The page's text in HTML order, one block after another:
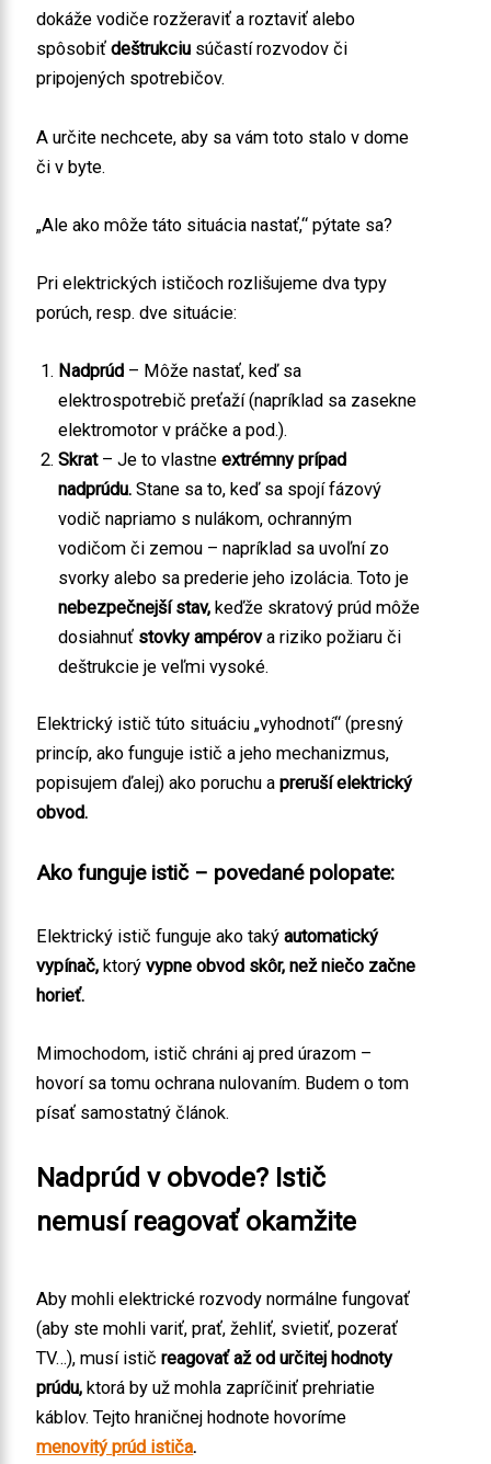
dokáže vodiče rozžeraviť a roztaviť alebo
spôsobiťdeštrukciu súčastí rozvodov či
pripojených spotrebičov.
A určite nechcete, aby sa vám toto stalo v dome
či v byte.
„Ale ako môže táto situácia nastať,“ pýtate sa?
Pri elektrických ističoch rozlišujeme dva typy
porúch, resp. dve situácie:
Nadprúd – Môže nastať, keď sa
elektrospotrebič preťaží (napríklad sa zasekne
elektromotor v práčke a pod.).
Skrat– Je to vlastneextrémny prípad
nadprúdu. Stane sa to, keď sa spojí fázový
vodič napriamo s nulákom, ochranným
vodičom či zemou – napríklad sa uvoľní zo
svorky alebo sa prederie jeho izolácia. Toto je
nebezpečnejší stav, keďže skratový prúd môže
dosiahnuť stovky ampérova riziko požiaru či
deštrukcie je veľmi vysoké.
Elektrický istič túto situáciu „vyhodnotí“ (presný
princíp, ako funguje istič a jeho mechanizmus,
popisujem ďalej) ako poruchu apreruší elektrický
obvod.
Ako funguje istič – povedané polopate:
Elektrický istič funguje ako takýautomatický
vypínač, ktorývypne obvod skôr, než niečo začne
horieť.
Mimochodom, istič chráni aj pred úrazom –
hovorí sa tomu ochrana nulovaním. Budem o tom
písať samostatný článok.
Nadprúd v obvode? Istič
nemusí reagovať okamžite
Aby mohli elektrické rozvody normálne fungovať
(aby ste mohli variť, prať, žehliť, svietiť, pozerať
TV…), musí ističreagovať až od určitej hodnoty
prúdu, ktorá by už mohla zapríčiniť prehriatie
káblov. Tejto hraničnej hodnote hovoríme
menovitý prúd ističa.